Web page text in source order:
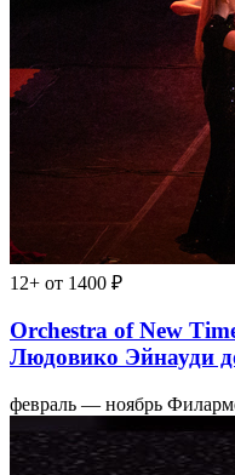
12+ от 1400 ₽
Orchestra of New
Людовико Эйнауди
февраль — ноябрь